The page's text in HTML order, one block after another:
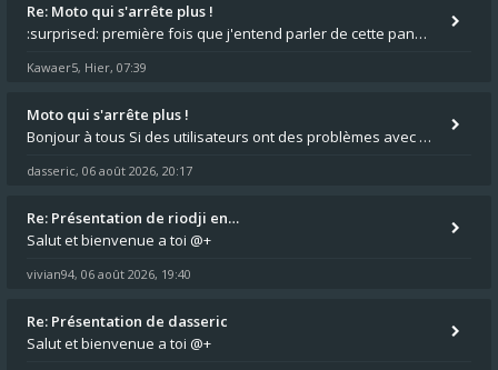
Re: Moto qui s'arrête plus !
:surprised: première fois que j'entend parler de cette panne ,ta moto aurait été maraboutée? :pretre:
Kawaer5, Hier, 07:39
Moto qui s'arrête plus !
Bonjour à tous Si des utilisateurs ont des problèmes avec leur moto qui démarre plus, la mienne ne coupe plus :?: - Je
dasseric, 06 août 2026, 20:17
Re: Présentation de riodji en…
Salut et bienvenue a toi @+
vivian94, 06 août 2026, 19:40
Re: Présentation de dasseric
Salut et bienvenue a toi @+